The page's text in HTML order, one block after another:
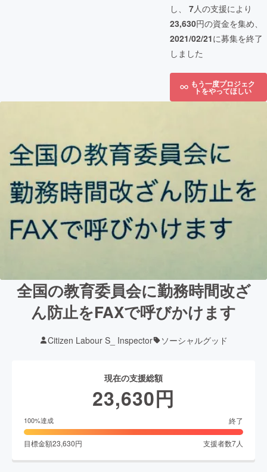
し、 7人の支援により
23,630円の資金を集め、
2021/02/21に募集を終了
しました
もう一度プロジェク
トをやってほしい
全国の教育委員会に勤務時間改ざ
ん防止をFAXで呼びかけます
Citizen Labour S_ Inspector ソーシャルグッド
現在の支援総額
23,630円
100%達成 終了
目標金額23,630円 支援者数7人